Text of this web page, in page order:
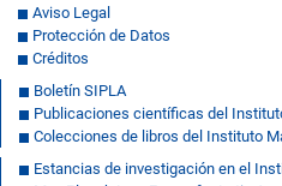
Aviso Legal
Protección de Datos
Créditos
Boletín SIPLA
Publicaciones científicas del
Colecciones de libros del Instituto
Estancias de investigación en el